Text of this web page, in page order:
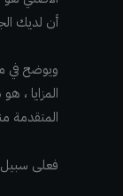
أن لديك
ويوضح في
المزايا ،
المتقدمة
فعلى سبيل